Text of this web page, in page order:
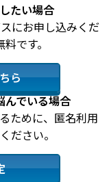
たい場合
にお申し込みくだ
です。
ら
んでいる場合
ために、匿名利用
ださい。